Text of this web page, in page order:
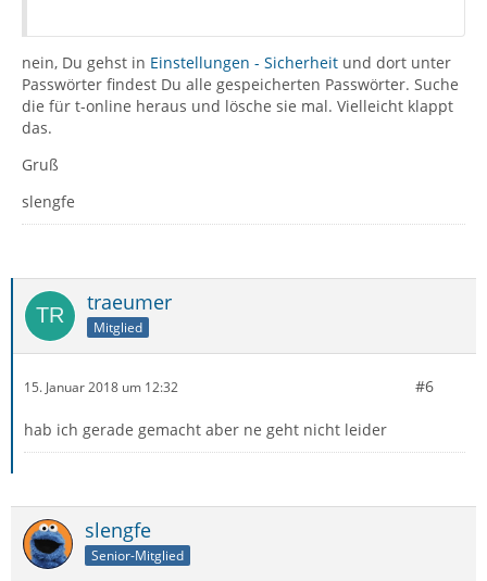
nein, Du gehst in Einstellungen - Sicherheit und dort unter
Passwörter findest Du alle gespeicherten Passwörter. Suche
die für t-online heraus und lösche sie mal. Vielleicht klappt
das.
Gruß
slengfe
traeumer
Mitglied
15. Januar 2018 um 12:32 #6
hab ich gerade gemacht aber ne geht nicht leider
slengfe
Senior-Mitglied